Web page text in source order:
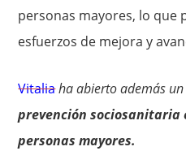
personas mayores, lo que
esfuerzos de mejora y
Vitaliaha abierto además
prevención sociosanitaria
personas mayores.